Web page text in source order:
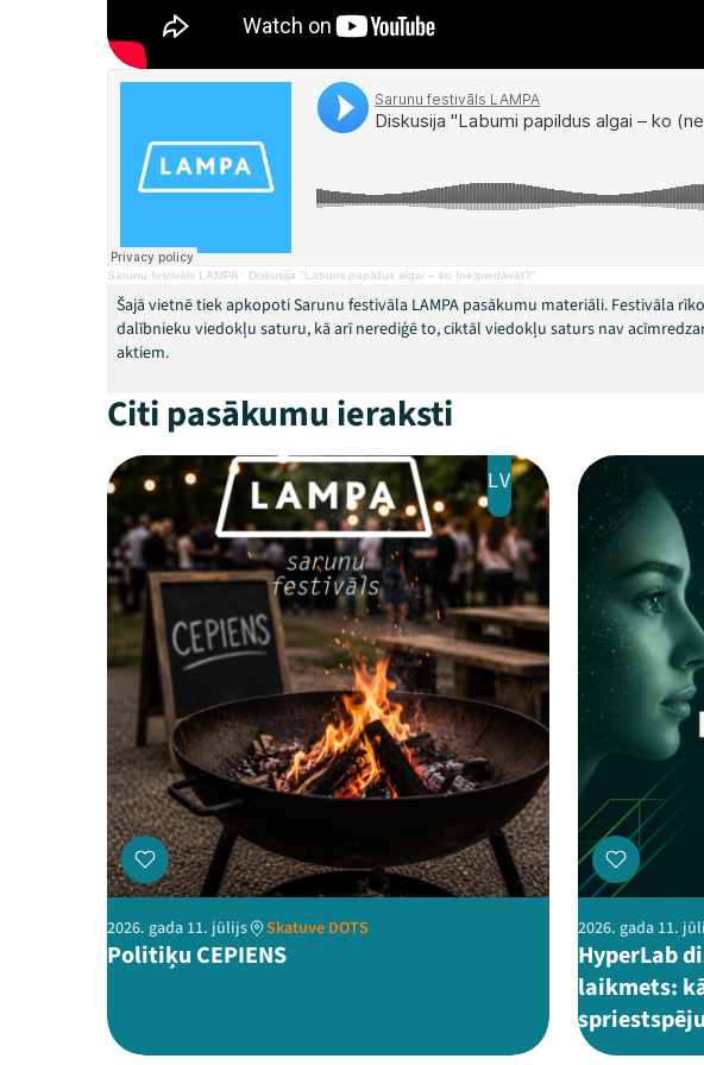
Sarunu festivāls LAMPA · Diskusija "Labumi papildus algai – ko (ne)piedāvāt?"
Šajā vietnē tiek apkopoti Sarunu festivāla LAMPA pasākumu materiāli. Festivāla
dalībnieku viedokļu saturu, kā arī nerediģē to, ciktāl viedokļu saturs nav
aktiem.
Citi pasākumu ieraksti
LV
2026. gada 11. jūlijs Skatuve DOTS
Politiķu CEPIENS
2026. gada 11.
HyperLab
laikmets: